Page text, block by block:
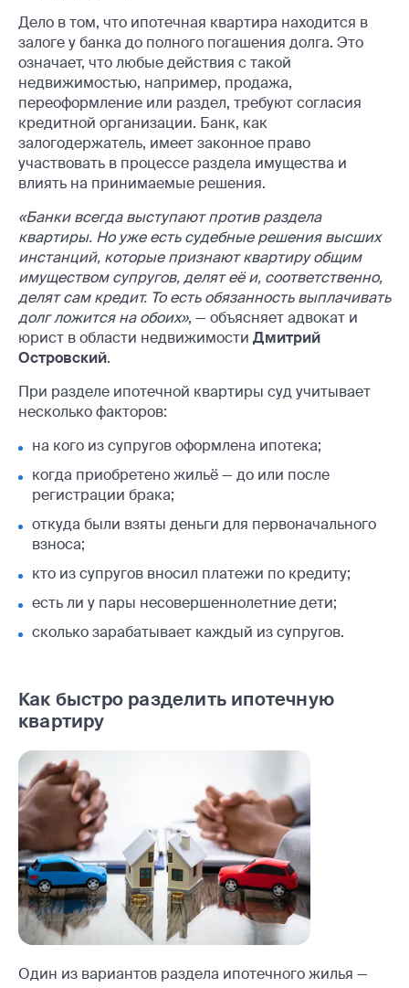
Дело в том, что ипотечная квартира находится в
залоге у банка до полного погашения долга. Это
означает, что любые действия с такой
недвижимостью, например, продажа,
переоформление или раздел, требуют согласия
кредитной организации. Банк, как
залогодержатель, имеет законное право
участвовать в процессе раздела имущества и
влиять на принимаемые решения.
«Банки всегда выступают против раздела
квартиры. Но уже есть судебные решения высших
инстанций, которые признают квартиру общим
имуществом супругов, делят её и, соответственно,
делят сам кредит. То есть обязанность выплачивать
долг ложится на обоих», — объясняет адвокат и
юрист в области недвижимости Дмитрий
Островский.
При разделе ипотечной квартиры суд учитывает
несколько факторов:
на кого из супругов оформлена ипотека;
когда приобретено жильё — до или после
регистрации брака;
откуда были взяты деньги для первоначального
взноса;
кто из супругов вносил платежи по кредиту;
есть ли у пары несовершеннолетние дети;
сколько зарабатывает каждый из супругов.
Как быстро разделить ипотечную
квартиру
Один из вариантов раздела ипотечного жилья —